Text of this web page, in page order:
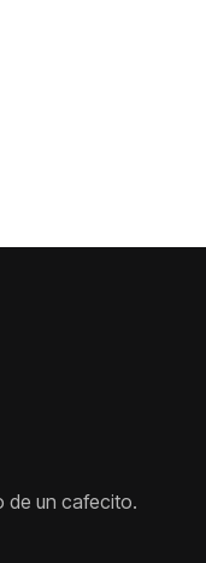
de un cafecito.